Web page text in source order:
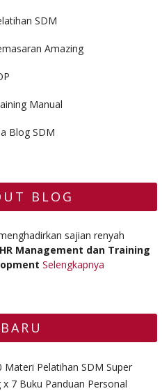
SDM
Amazing
Manual
Blog SDM
BLOG
sajian renyah
HR Management dan Training
Selengkapnya
Materi Pelatihan SDM Super
x 7 Buku Panduan Personal